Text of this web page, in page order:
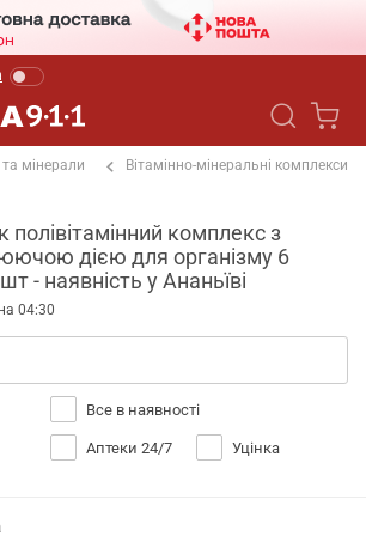
та мінерали Вітамінно-мінеральні комплекси
полівітамінний комплекс з
дією для організму 6
- наявність у Ананьїві
04:30
Все в наявності
Аптеки 24/7 Уцінка